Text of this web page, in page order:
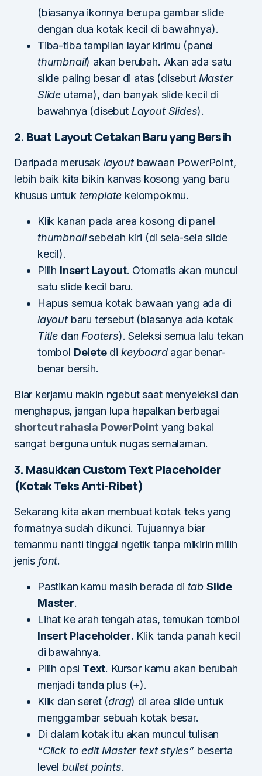
(biasanya ikonnya berupa gambar slide
dengan dua kotak kecil di bawahnya).
Tiba-tiba tampilan layar kirimu (panel
thumbnail) akan berubah. Akan ada satu
slide paling besar di atas (disebut Master
Slide utama), dan banyak slide kecil di
bawahnya (disebut Layout Slides).
2. Buat Layout Cetakan Baru yang Bersih
Daripada merusak layoutbawaan PowerPoint,
lebih baik kita bikin kanvas kosong yang baru
khusus untuk template kelompokmu.
Klik kanan pada area kosong di panel
thumbnailsebelah kiri (di sela-sela slide
kecil).
Pilih Insert Layout. Otomatis akan muncul
satu slide kecil baru.
Hapus semua kotak bawaan yang ada di
layoutbaru tersebut (biasanya ada kotak
Title dan Footers). Seleksi semua lalu tekan
tombol Deletedi keyboardagar benar-
benar bersih.
Biar kerjamu makin ngebut saat menyeleksi dan
menghapus, jangan lupa hapalkan berbagai
shortcut rahasia PowerPoint yang bakal
sangat berguna untuk nugas semalaman.
3. Masukkan Custom Text Placeholder
(Kotak Teks Anti-Ribet)
Sekarang kita akan membuat kotak teks yang
formatnya sudah dikunci. Tujuannya biar
temanmu nanti tinggal ngetik tanpa mikirin milih
jenis font.
Pastikan kamu masih berada di tab Slide
Master.
Lihat ke arah tengah atas, temukan tombol
Insert Placeholder. Klik tanda panah kecil
di bawahnya.
Pilih opsi Text. Kursor kamu akan berubah
menjadi tanda plus (+).
Klik dan seret (drag) di area slide untuk
menggambar sebuah kotak besar.
Di dalam kotak itu akan muncul tulisan
“Click to edit Master text styles”beserta
level bullet points.